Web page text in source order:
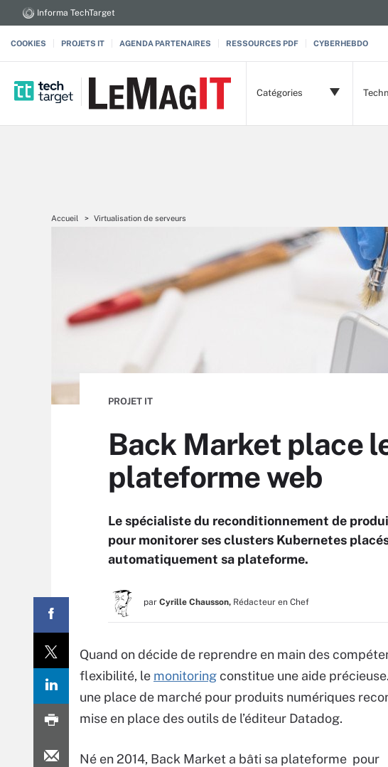
Informa TechTarget
COOKIES PROJETS IT AGENDA PARTENAIRES RESSOURCES PDF CYBERHEBDO
Catégories
Accueil Virtualisation de serveurs
PROJET IT
Back Market place
plateforme web
Le spécialiste du reconditionnement de
pour monitorer ses clusters Kubernetes
automatiquement sa plateforme.
par Cyrille Chausson, Rédacteur en Chef
Quand on décide de reprendre en main des
flexibilité, le monitoringconstitue une aide
une place de marché pour produits numériques
mise en place des outils de l’éditeur Datadog.
Né en 2014, Back Market a bâti sa plateforme pour